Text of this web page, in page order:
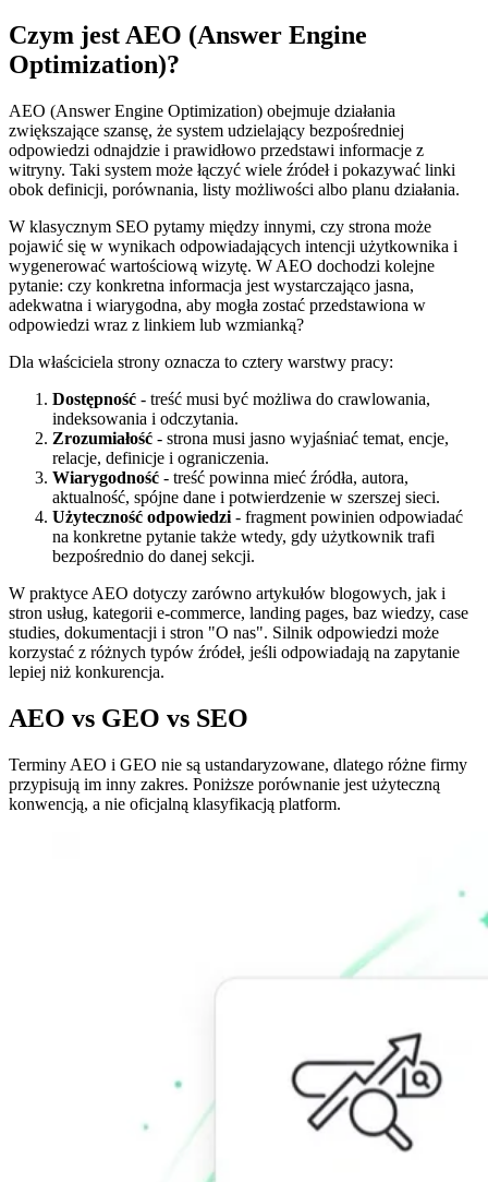
Czym jest AEO (Answer Engine
Optimization)?
AEO (Answer Engine Optimization) obejmuje działania
zwiększające szansę, że system udzielający bezpośredniej
odpowiedzi odnajdzie i prawidłowo przedstawi informacje z
witryny. Taki system może łączyć wiele źródeł i pokazywać linki
obok definicji, porównania, listy możliwości albo planu działania.
W klasycznym SEO pytamy między innymi, czy strona może
pojawić się w wynikach odpowiadających intencji użytkownika i
wygenerować wartościową wizytę. W AEO dochodzi kolejne
pytanie: czy konkretna informacja jest wystarczająco jasna,
adekwatna i wiarygodna, aby mogła zostać przedstawiona w
odpowiedzi wraz z linkiem lub wzmianką?
Dla właściciela strony oznacza to cztery warstwy pracy:
Dostępność - treść musi być możliwa do crawlowania,
indeksowania i odczytania.
Zrozumiałość - strona musi jasno wyjaśniać temat, encje,
relacje, definicje i ograniczenia.
Wiarygodność - treść powinna mieć źródła, autora,
aktualność, spójne dane i potwierdzenie w szerszej sieci.
Użyteczność odpowiedzi - fragment powinien odpowiadać
na konkretne pytanie także wtedy, gdy użytkownik trafi
bezpośrednio do danej sekcji.
W praktyce AEO dotyczy zarówno artykułów blogowych, jak i
stron usług, kategorii e-commerce, landing pages, baz wiedzy, case
studies, dokumentacji i stron "O nas". Silnik odpowiedzi może
korzystać z różnych typów źródeł, jeśli odpowiadają na zapytanie
lepiej niż konkurencja.
AEO vs GEO vs SEO
Terminy AEO i GEO nie są ustandaryzowane, dlatego różne firmy
przypisują im inny zakres. Poniższe porównanie jest użyteczną
konwencją, a nie oficjalną klasyfikacją platform.